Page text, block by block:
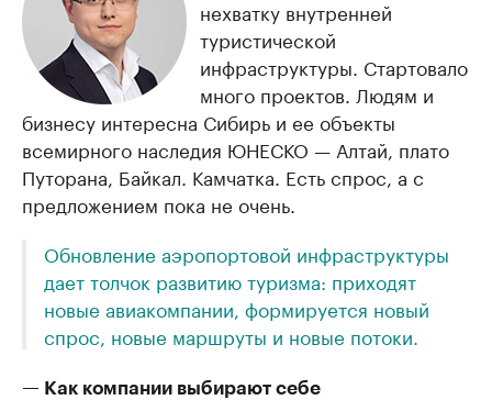
нехватку внутренней
туристической
инфраструктуры. Стартовало
много проектов. Людям и
бизнесу интересна Сибирь и ее объекты
всемирного наследия ЮНЕСКО — Алтай, плато
Путорана, Байкал. Камчатка. Есть спрос, а с
предложением пока не очень.
Обновление аэропортовой инфраструктуры
дает толчок развитию туризма: приходят
новые авиакомпании, формируется новый
спрос, новые маршруты и новые потоки.
— Как компании выбирают себе